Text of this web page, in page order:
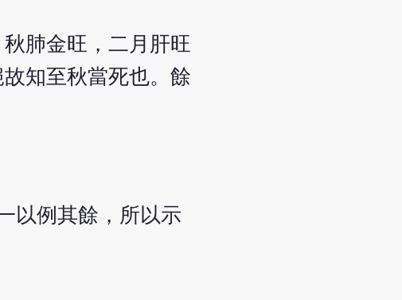
肺金旺，二月肝旺
知至秋當死也。餘
以例其餘，所以示